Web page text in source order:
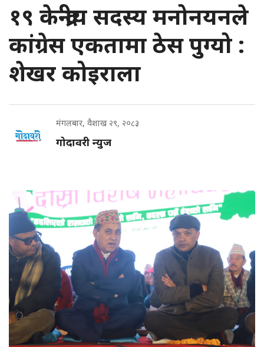
१९ केन्द्रीय सदस्य मनोनयनले
कांग्रेस एकतामा ठेस पुग्यो :
शेखर कोइराला
मंगलबार, वैशाख २९, २०८३
गोदावरी न्युज